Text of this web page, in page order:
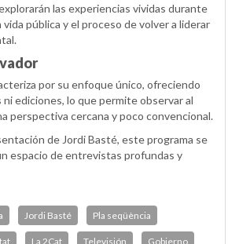
las experiencias vividas durante
pública y el proceso de volver a liderar
por su enfoque único, ofreciendo
ediciones, lo que permite observar al
perspectiva cercana y poco convencional.
de Jordi Basté, este programa se
espacio de entrevistas profundas y
Jordi Basté Pla seqüència
La 2Cat Televisión Gobierno